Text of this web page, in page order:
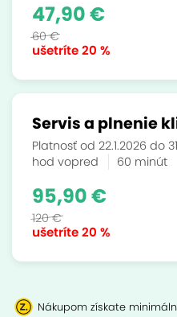
ušetríte20 %
47,90 €
60 €
Servis a plnenie
Platnosť od 22.1.2026 do
hod vopred
60 minút
ušetríte20 %
95,90 €
120 €
Nákupom získate